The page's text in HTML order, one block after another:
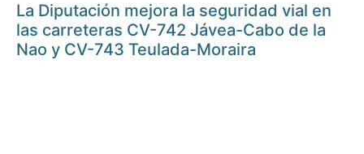
La Diputación mejora la seguridad vial en
las carreteras CV-742 Jávea-Cabo de la
Nao y CV-743 Teulada-Moraira